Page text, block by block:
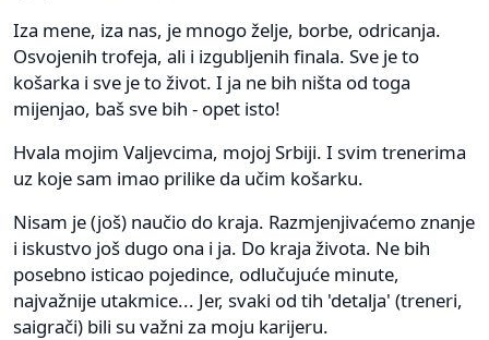
Iza mene, iza nas, je mnogo želje, borbe, odricanja.
Osvojenih trofeja, ali i izgubljenih finala. Sve je to
košarka i sve je to život. I ja ne bih ništa od toga
mijenjao, baš sve bih - opet isto!
Hvala mojim Valjevcima, mojoj Srbiji. I svim trenerima
uz koje sam imao prilike da učim košarku.
Nisam je (još) naučio do kraja. Razmjenjivaćemo znanje
i iskustvo još dugo ona i ja. Do kraja života. Ne bih
posebno isticao pojedince, odlučujuće minute,
najvažnije utakmice... Jer, svaki od tih 'detalja' (treneri,
saigrači) bili su važni za moju karijeru.